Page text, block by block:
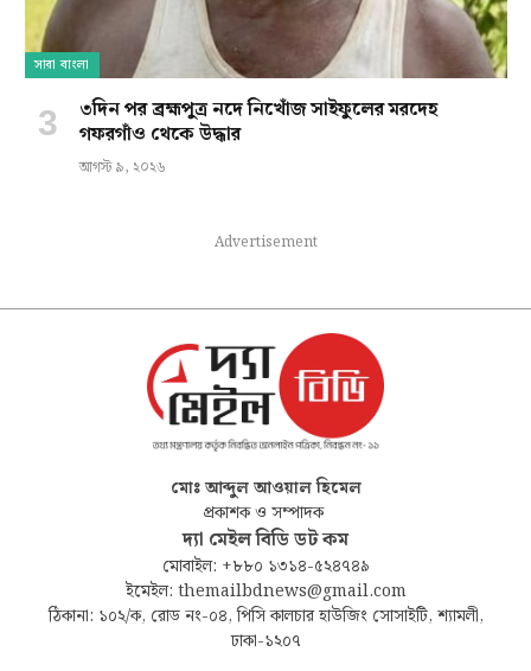
সারা বাংলা
৩দিন পর ব্রহ্মপুত্র নদে নিখোঁজ সাইফুলের মরদেহ
গফরগাঁও থেকে উদ্ধার
আগস্ট ৯, ২০২৬
Advertisement
মোঃ আব্দুল আওয়াল হিমেল
প্রকাশক ও সম্পাদক
দ্যা মেইল বিডি ডট কম
মোবাইল: +৮৮০ ১৩১৪-৫২৪৭৪৯
ইমেইল: themailbdnews@gmail.com
ঠিকানা: ১০২/ক, রোড নং-০৪, পিসি কালচার হাউজিং সোসাইটি, শ্যামলী,
ঢাকা-১২০৭